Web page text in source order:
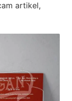
artikel,